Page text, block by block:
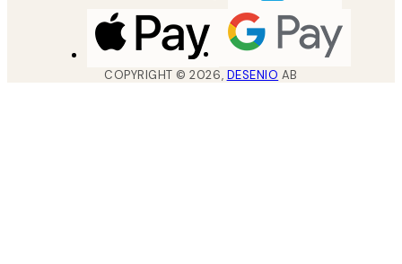
COPYRIGHT ©2026, DESENIO AB